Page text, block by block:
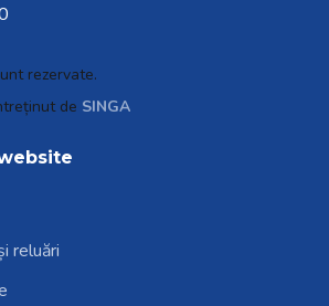
rezervate.
de SINGA
reluări